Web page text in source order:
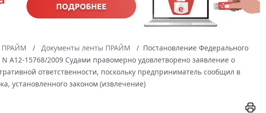
ПРАЙМ Документы ленты ПРАЙМ
Постановление Федерального
А12-15768/2009 Судами правомерно удовлетворено заявление о
ответственности, поскольку предприниматель сообщил в
установленного законом (извлечение)